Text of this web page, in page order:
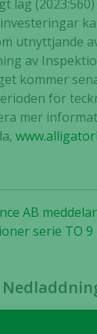
lag
utnyttjande
av
kommer
för
mer
AB
serie TO 9